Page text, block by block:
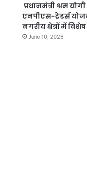
प्रधानमंत्री श्रम
एनपीएस-ट्रेडर्स
नगरीय क्षेत्रों में
June 10, 2026